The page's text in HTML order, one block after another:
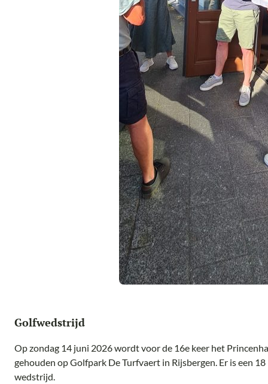
Golfwedstrijd
Op zondag 14 juni 2026 wordt voor de 16e keer het
gehouden op Golfpark De Turfvaert in Rijsbergen. Er is een
wedstrijd.